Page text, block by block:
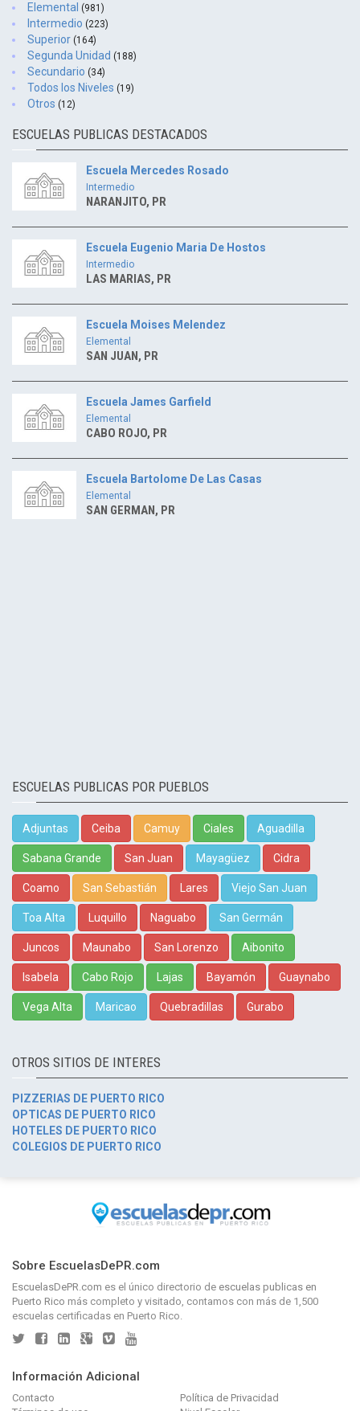
Elemental (981)
Intermedio (223)
Superior (164)
Segunda Unidad (188)
Secundario (34)
Todos los Niveles (19)
Otros (12)
ESCUELAS PUBLICAS DESTACADOS
Escuela Mercedes Rosado
Intermedio
NARANJITO, PR
Escuela Eugenio Maria De Hostos
Intermedio
LAS MARIAS, PR
Escuela Moises Melendez
Elemental
SAN JUAN, PR
Escuela James Garfield
Elemental
CABO ROJO, PR
Escuela Bartolome De Las Casas
Elemental
SAN GERMAN, PR
ESCUELAS PUBLICAS POR PUEBLOS
Adjuntas Ceiba Camuy Ciales Aguadilla
Sabana Grande San Juan Mayagüez Cidra
Coamo San Sebastián Lares Viejo San Juan
Toa Alta Luquillo Naguabo San Germán
Juncos Maunabo San Lorenzo Aibonito
Isabela Cabo Rojo Lajas Bayamón Guaynabo
Vega Alta Maricao Quebradillas Gurabo
OTROS SITIOS DE INTERES
PIZZERIAS DE PUERTO RICO
OPTICAS DE PUERTO RICO
HOTELES DE PUERTO RICO
COLEGIOS DE PUERTO RICO
Sobre EscuelasDePR.com
EscuelasDePR.com es el único directorio de escuelas publicas en
Puerto Rico más completo y visitado, contamos con más de 1,500
escuelas certificadas en Puerto Rico.
Información Adicional
Contacto
Política de Privacidad